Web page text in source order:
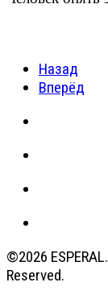
Назад
Вперёд
©2026
Reserved.